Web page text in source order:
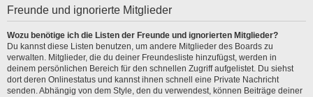
Freunde und ignorierte Mitglieder
Wozu benötige ich die Listen der Freunde und ignorierten Mitglieder?
Du kannst diese Listen benutzen, um andere Mitglieder des Boards zu
verwalten. Mitglieder, die du deiner Freundesliste hinzufügst, werden in
deinem persönlichen Bereich für den schnellen Zugriff aufgelistet. Du siehst
dort deren Onlinestatus und kannst ihnen schnell eine Private Nachricht
senden. Abhängig von dem Style, den du verwendest, können Beiträge deiner